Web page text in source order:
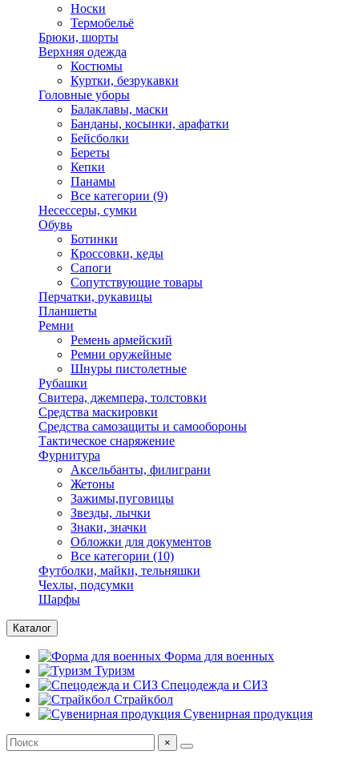
Носки
Термобельё
Брюки, шорты
Верхняя одежда
Костюмы
Куртки, безрукавки
Головные уборы
Балаклавы, маски
Банданы, косынки, арафатки
Бейсболки
Береты
Кепки
Панамы
Все категории (9)
Несессеры, сумки
Обувь
Ботинки
Кроссовки, кеды
Сапоги
Сопутствующие товары
Перчатки, рукавицы
Планшеты
Ремни
Ремень армейский
Ремни оружейные
Шнуры пистолетные
Рубашки
Свитера, джемпера, толстовки
Средства маскировки
Средства самозащиты и самообороны
Тактическое снаряжение
Фурнитура
Аксельбанты, филиграни
Жетоны
Зажимы,пуговицы
Звезды, лычки
Знаки, значки
Обложки для документов
Все категории (10)
Футболки, майки, тельняшки
Чехлы, подсумки
Шарфы
Каталог
Форма для военных
Туризм
Спецодежда и СИЗ
Страйкбол
Сувенирная продукция
×